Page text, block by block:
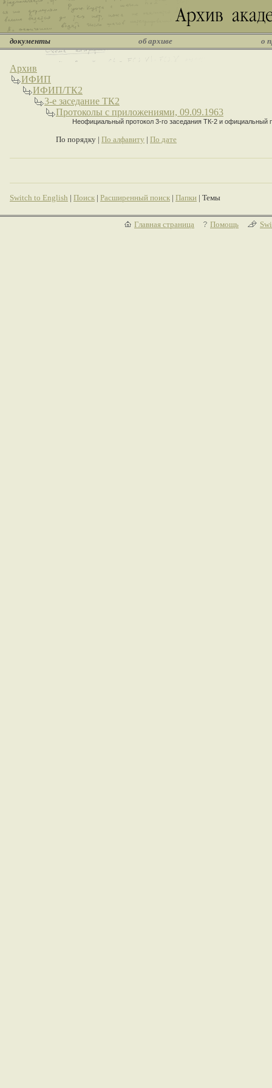
документы об архиве о
Архив
ИФИП
ИФИП/ТК2
3-е заседание ТК2
Протоколы с приложениями, 09.09.1963
Неофициальный протокол 3-го заседания ТК-2 и официальный
По порядку | По алфавиту | По дате
Switch to English | Поиск | Расширенный поиск | Папки | Темы
Главная страница Помощь